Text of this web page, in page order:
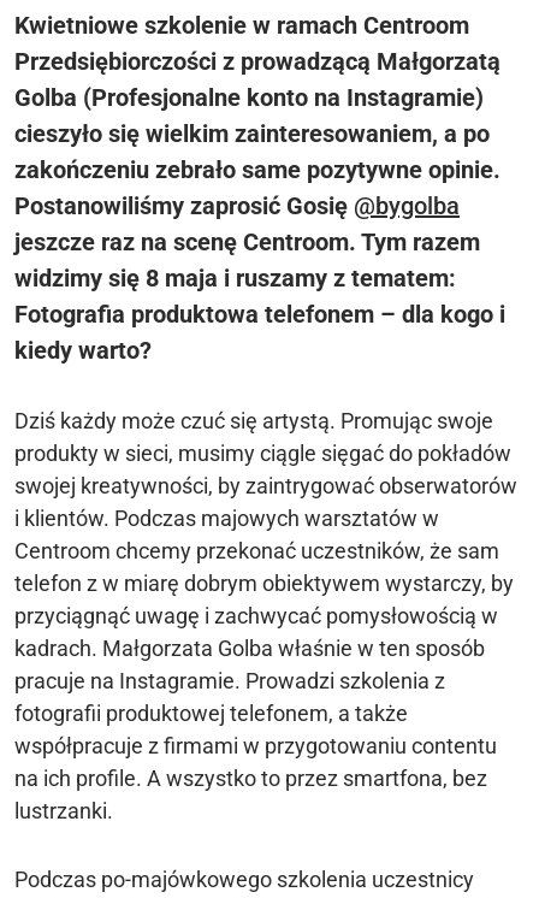
Kwietniowe szkolenie w ramach Centroom
Przedsiębiorczości z prowadzącą Małgorzatą
Golba (Profesjonalne konto na Instagramie)
cieszyło się wielkim zainteresowaniem, a po
zakończeniu zebrało same pozytywne opinie.
Postanowiliśmy zaprosić Gosię @bygolba
jeszcze raz na scenę Centroom. Tym razem
widzimy się 8 maja i ruszamy z tematem:
Fotografia produktowa telefonem – dla kogo i
kiedy warto?
Dziś każdy może czuć się artystą. Promując swoje
produkty w sieci, musimy ciągle sięgać do pokładów
swojej kreatywności, by zaintrygować obserwatorów
i klientów. Podczas majowych warsztatów w
Centroom chcemy przekonać uczestników, że sam
telefon z w miarę dobrym obiektywem wystarczy, by
przyciągnąć uwagę i zachwycać pomysłowością w
kadrach. Małgorzata Golba właśnie w ten sposób
pracuje na Instagramie. Prowadzi szkolenia z
fotografii produktowej telefonem, a także
współpracuje z firmami w przygotowaniu contentu
na ich profile. A wszystko to przez smartfona, bez
lustrzanki.
Podczas po-majówkowego szkolenia uczestnicy